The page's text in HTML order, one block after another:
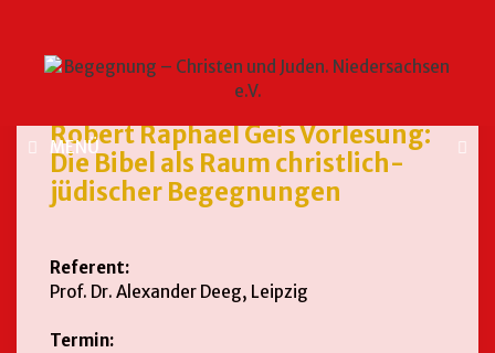
MENÜ
Robert Raphael Geis Vorlesung:
Die Bibel als Raum christlich-
jüdischer Begegnungen
Referent:
Prof. Dr. Alexander Deeg, Leipzig
Termin: